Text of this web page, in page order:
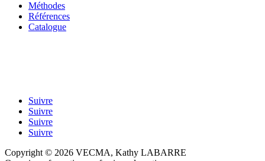
Méthodes
Références
Catalogue
Suivre
Suivre
Suivre
Suivre
Copyright © 2026 VECMA, Kathy LABARRE